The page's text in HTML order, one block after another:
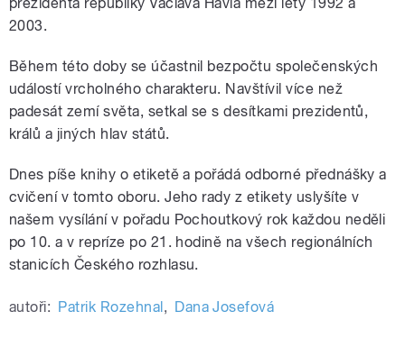
2003.
Během této doby se účastnil bezpočtu společenských
událostí vrcholného charakteru. Navštívil více než
padesát zemí světa, setkal se s desítkami prezidentů,
králů a jiných hlav států.
Dnes píše knihy o etiketě a pořádá odborné přednášky a
cvičení v tomto oboru. Jeho rady z etikety uslyšíte v
našem vysílání v pořadu Pochoutkový rok každou neděli
po 10. a v repríze po 21. hodině na všech regionálních
stanicích Českého rozhlasu.
autoři: Patrik Rozehnal, Dana Josefová